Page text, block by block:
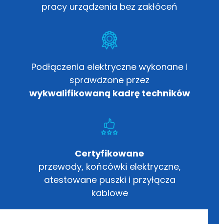
pracy urządzenia bez zakłóceń
Podłączenia elektryczne wykonane i
sprawdzone przez
wykwalifikowaną kadrę techników
Certyfikowane
przewody, końcówki elektryczne,
atestowane puszki i przyłącza
kablowe